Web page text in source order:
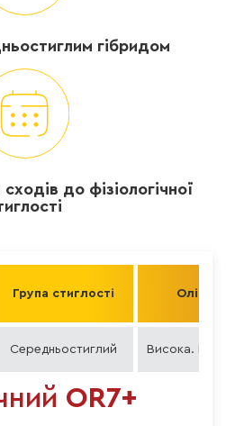
гібридом
до фізіологічної
Група стиглості
Середньостиглий Висока.
OR7+